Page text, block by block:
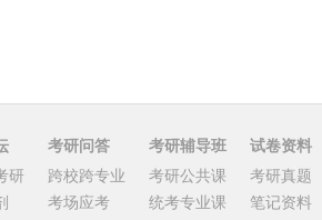
研
考研问答
跨校跨专业
考场应考
考研辅导班
考研公共课
统考专业课
试卷资料
考研真题
笔记资料